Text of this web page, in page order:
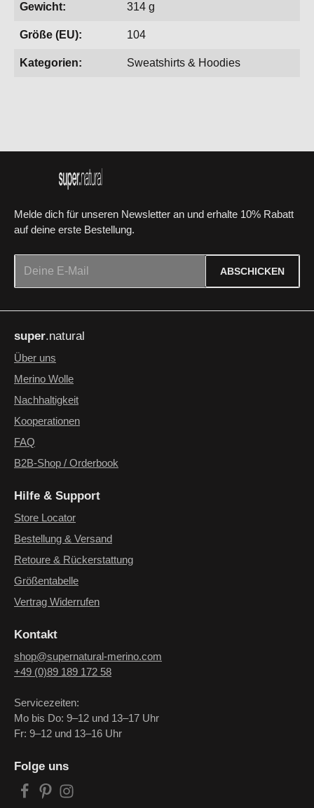
Gewicht: 314 g
Größe (EU): 104
Kategorien: Sweatshirts & Hoodies
Melde dich für unseren Newsletter an und erhalte 10% Rabatt
auf deine erste Bestellung.
ABSCHICKEN
genommen und die
einverstanden.
Die mit einem Stern (*) markierten Felder sind Pflichtfelder.
Folge uns
super.natural
Über uns
Merino Wolle
Nachhaltigkeit
Kooperationen
FAQ
B2B-Shop / Orderbook
Hilfe & Support
Store Locator
Bestellung & Versand
Retoure & Rückerstattung
Größentabelle
Vertrag Widerrufen
Kontakt
shop@supernatural-merino.com
+49 (0)89 189 172 58
Servicezeiten:
Mo bis Do: 9–12 und 13–17 Uhr
Fr: 9–12 und 13–16 Uhr